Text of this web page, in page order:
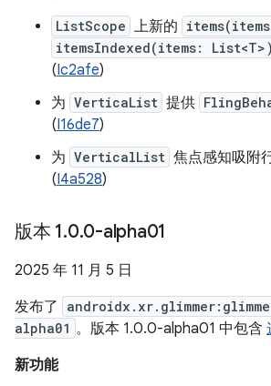
ListScope 上新的
itemsIndexed(items: List<T>)
(Ic2afe)
为 VerticaList 提供
(I16de7)
为 VerticalList 焦点感知吸附
(I4a528)
版本 1.0.0-alpha01
2025 年 11 月 5 日
发布了
alpha01 。版本 1.0.0-alpha01 中包含
新功能